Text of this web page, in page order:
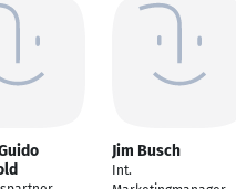
Jim Busch
Int.